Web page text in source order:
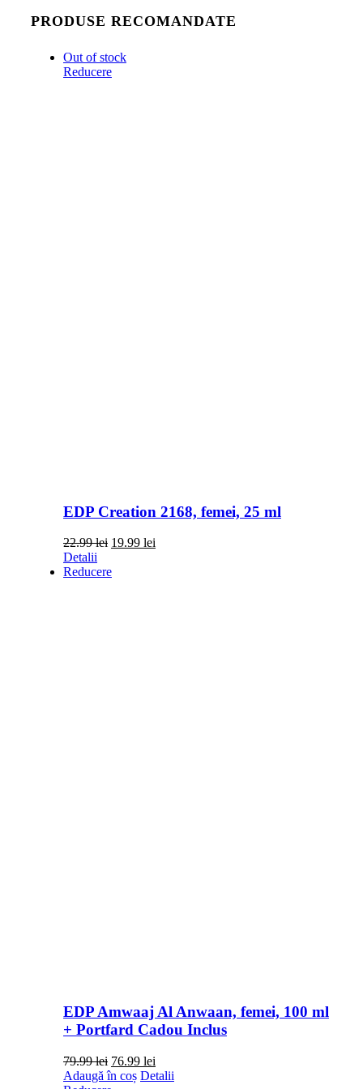
PRODUSE RECOMANDATE
Out of stock
Reducere
EDP Creation 2168, femei, 25 ml
22.99lei Prețul
a
19.99 leiPrețul
Detalii
Reducere
EDP Amwaaj Al Anwaan, femei, 100 ml
+ Portfard Cadou Inclus
79.99lei Prețul
inițial
76.99 leiPrețul
curent
Adaugă în coș Detalii